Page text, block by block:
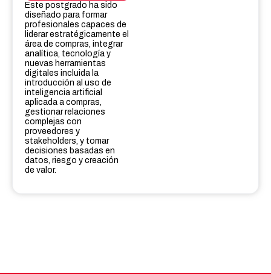
Este postgrado ha sido
diseñado para formar
profesionales capaces de
liderar estratégicamente el
área de compras, integrar
analítica, tecnología y
nuevas herramientas
digitales incluida la
introducción al uso de
inteligencia artificial
aplicada a compras,
gestionar relaciones
complejas con
proveedores y
stakeholders, y tomar
decisiones basadas en
datos, riesgo y creación
de valor.